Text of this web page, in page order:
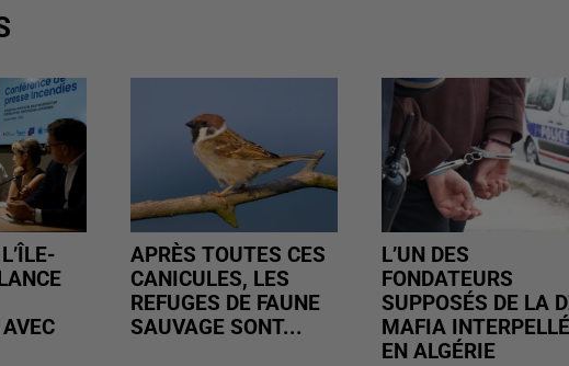
APRÈS TOUTES CES
CANICULES, LES
REFUGES DE FAUNE
SAUVAGE SONT...
L’UN DES
FONDATEURS
SUPPOSÉS DE LA
MAFIA INTERPELLÉ
EN ALGÉRIE